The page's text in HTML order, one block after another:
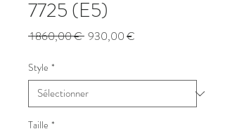
7725 (E5)
1 860,00 € Prix
930,00 €
Style *
Taille *